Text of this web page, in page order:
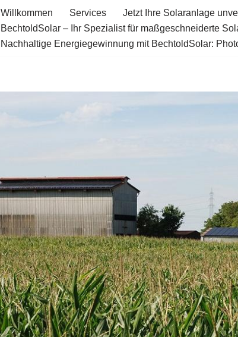
Willkommen Services
Jetzt Ihre Solaranlage
BechtoldSolar – Ihr Spezialist für maßgeschneiderte
Nachhaltige Energiegewinnung mit BechtoldSolar: